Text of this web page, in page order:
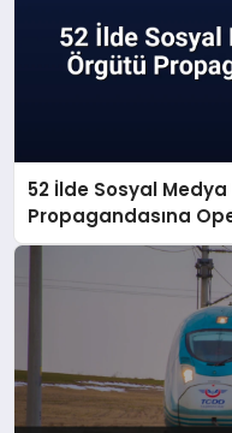
52 İlde Sosyal
Propagandasına